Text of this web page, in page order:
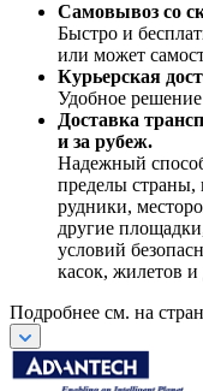
Самовывоз со
Быстро и
или может
Курьерская
Удобное решение
Доставка
и за рубеж.
Надежный
пределы
рудники,
другие
условий
касок, жилетов
Подробнее см. на